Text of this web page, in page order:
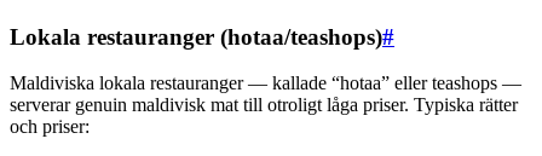
Lokala restauranger (hotaa/teashops)#
Maldiviska lokala restauranger — kallade “hotaa” eller teashops —
serverar genuin maldivisk mat till otroligt låga priser. Typiska rätter
och priser: